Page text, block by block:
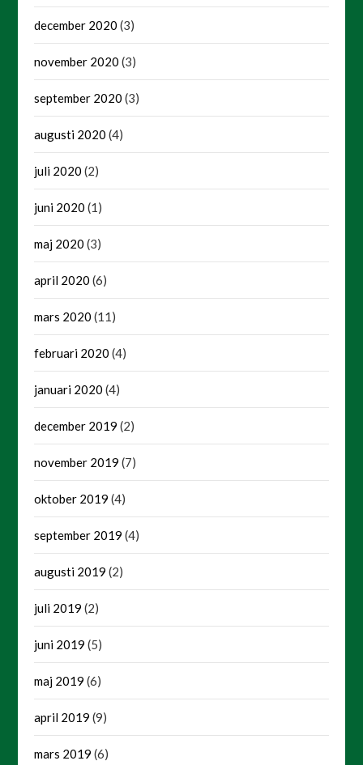
december 2020 (3)
november 2020 (3)
september 2020 (3)
augusti 2020 (4)
juli 2020 (2)
juni 2020 (1)
maj 2020 (3)
april 2020 (6)
mars 2020 (11)
februari 2020 (4)
januari 2020 (4)
december 2019 (2)
november 2019 (7)
oktober 2019 (4)
september 2019 (4)
augusti 2019 (2)
juli 2019 (2)
juni 2019 (5)
maj 2019 (6)
april 2019 (9)
mars 2019 (6)